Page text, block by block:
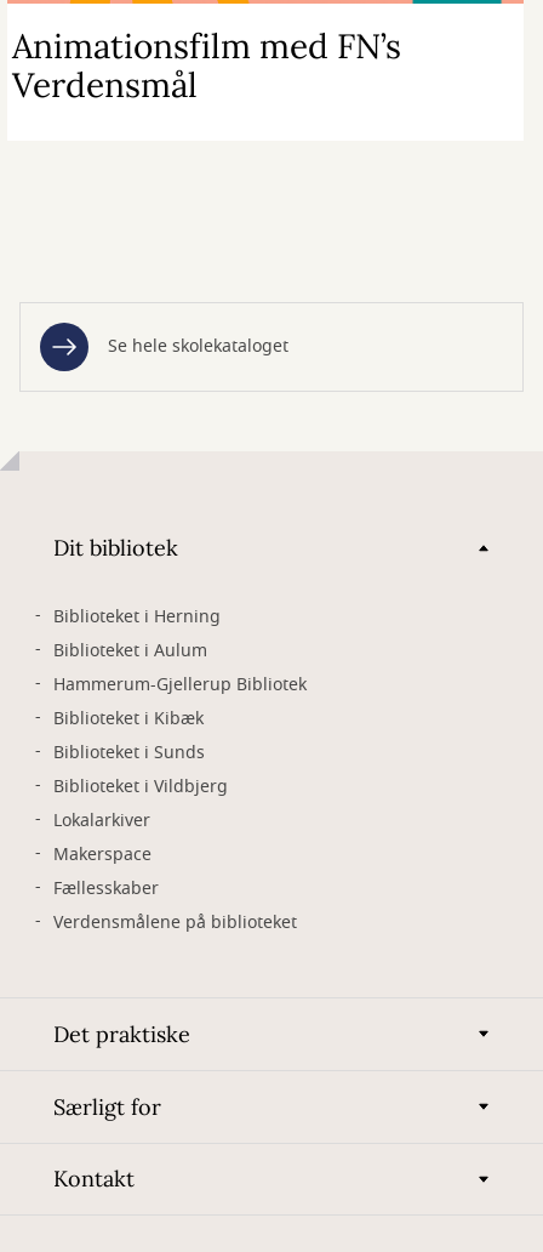
Animationsfilm med FN’s
Verdensmål
Se hele skolekataloget
Dit bibliotek
Biblioteket i Herning
Biblioteket i Aulum
Hammerum-Gjellerup Bibliotek
Biblioteket i Kibæk
Biblioteket i Sunds
Biblioteket i Vildbjerg
Lokalarkiver
Makerspace
Fællesskaber
Verdensmålene på biblioteket
Det praktiske
Særligt for
Kontakt